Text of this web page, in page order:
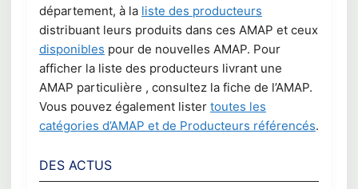
département, à la liste des producteurs
distribuant leurs produits dans ces AMAP et ceux
disponibles pour de nouvelles AMAP. Pour
afficher la liste des producteurs livrant une
AMAP particulière , consultez la fiche de l’AMAP.
Vous pouvez également lister toutes les
catégories d’AMAP et de Producteurs référencés.
DES ACTUS